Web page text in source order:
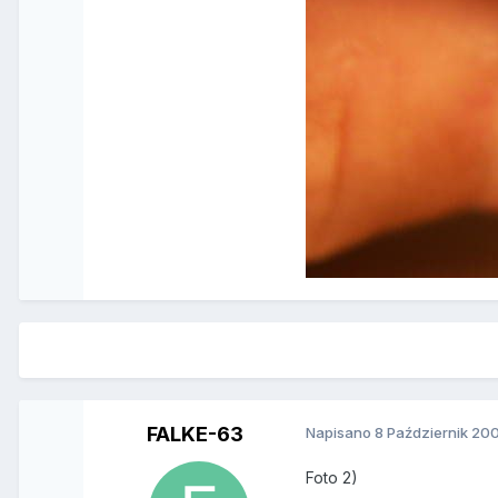
FALKE-63 Napisano8 Październik
Foto 2)